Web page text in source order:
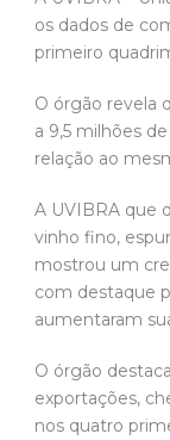
os dados de
primeiro
O órgão revela
a 9,5 milhões
relação ao
A UVIBRA que
vinho fino,
mostrou um
com destaque
aumentaram
O órgão
exportações,
nos quatro